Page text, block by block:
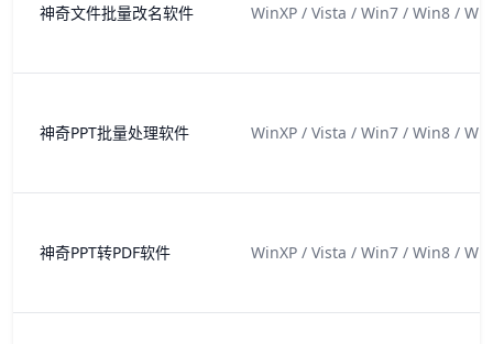
神奇文件批量改名软件 WinXP / Vista / Win7 / Win8 /
神奇PPT批量处理软件 WinXP / Vista / Win7 / Win8 /
神奇PPT转PDF软件 WinXP / Vista / Win7 / Win8 /